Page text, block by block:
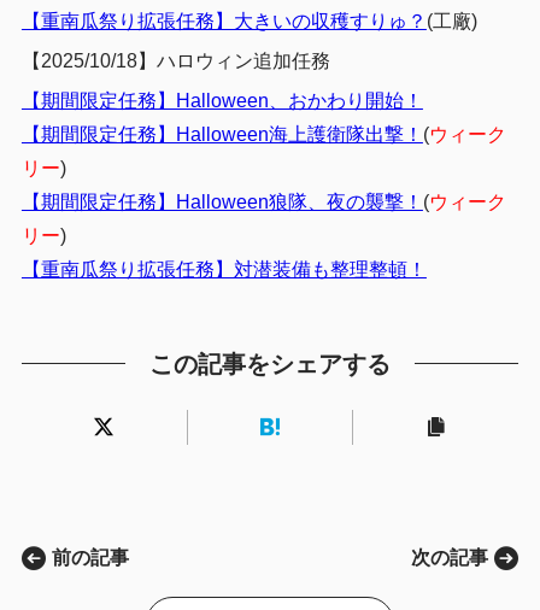
【重南瓜祭り拡張任務】大きいの収穫すりゅ？ (工廠)
【2025/10/18】ハロウィン追加任務
【期間限定任務】Halloween、おかわり開始！
【期間限定任務】Halloween海上護衛隊出撃！ (ウィーク
リー)
【期間限定任務】Halloween狼隊、夜の襲撃！ (ウィーク
リー)
【重南瓜祭り拡張任務】対潜装備も整理整頓！
この記事をシェアする
前の記事 次の記事